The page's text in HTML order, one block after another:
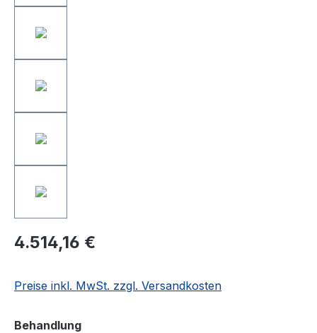
4.514,16 €
Preise inkl. MwSt. zzgl. Versandkosten
Behandlungauswählen